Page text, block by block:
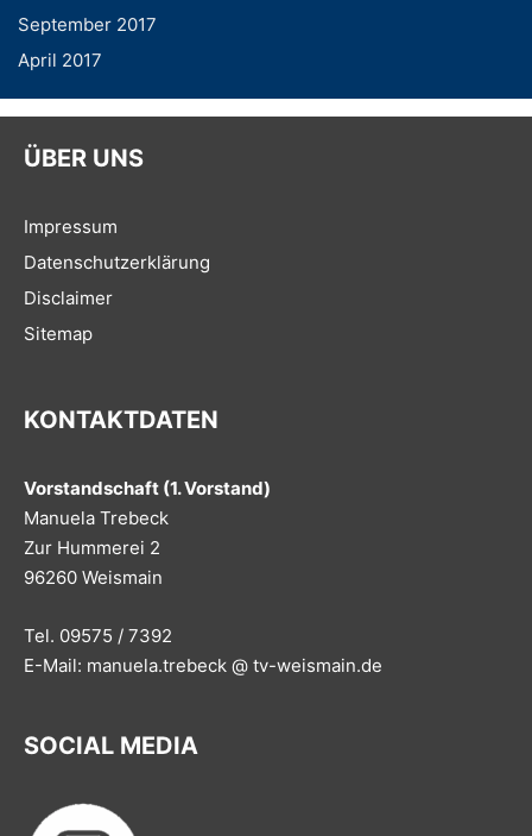
September 2017
April 2017
ÜBER UNS
Impressum
Datenschutzerklärung
Disclaimer
Sitemap
KONTAKTDATEN
Vorstandschaft (1. Vorstand)
Manuela Trebeck
Zur Hummerei 2
96260 Weismain
Tel. 09575 / 7392
E-Mail: manuela.trebeck @ tv-weismain.de
SOCIAL MEDIA